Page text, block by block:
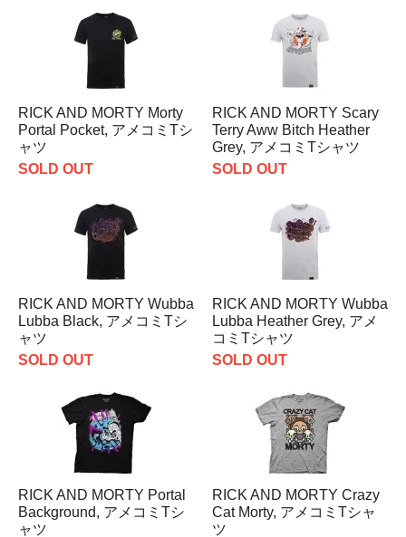
RICK AND MORTY Morty
Portal Pocket, アメコミTシ
ャツ
SOLD OUT
RICK AND MORTY Scary
Terry Aww Bitch Heather
Grey, アメコミTシャツ
SOLD OUT
RICK AND MORTY Wubba
Lubba Black, アメコミTシ
ャツ
SOLD OUT
RICK AND MORTY Wubba
Lubba Heather Grey, アメ
コミTシャツ
SOLD OUT
RICK AND MORTY Portal
Background, アメコミTシ
ャツ
RICK AND MORTY Crazy
Cat Morty, アメコミTシャ
ツ